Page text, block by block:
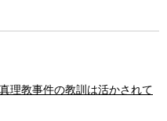
であることが明らかになっ
の若者たち、とりわけ一流大
れ、すべてを捨てて教祖に帰
いやというほど知らされるこ
津夫）が1984年頃に設立し
理教事件の教訓は活かされて